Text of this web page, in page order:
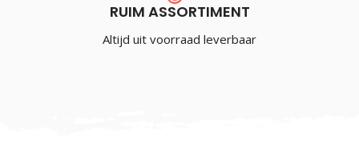
RUIM ASSORTIMENT
Altijd uit voorraad leverbaar